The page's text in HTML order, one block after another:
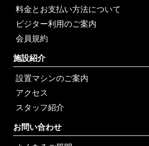
料金とお支払い方法について
ビジター利用のご案内
会員規約
施設紹介
設置マシンのご案内
アクセス
スタッフ紹介
お問い合わせ